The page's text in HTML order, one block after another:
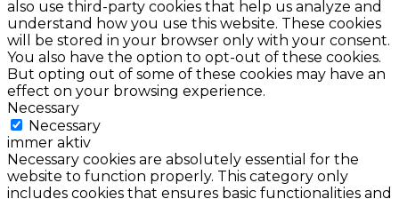
also use third-party cookies that help us analyze and
understand how you use this website. These cookies
will be stored in your browser only with your consent.
You also have the option to opt-out of these cookies.
But opting out of some of these cookies may have an
effect on your browsing experience.
Necessary
Necessary
immer aktiv
Necessary cookies are absolutely essential for the
website to function properly. This category only
includes cookies that ensures basic functionalities and